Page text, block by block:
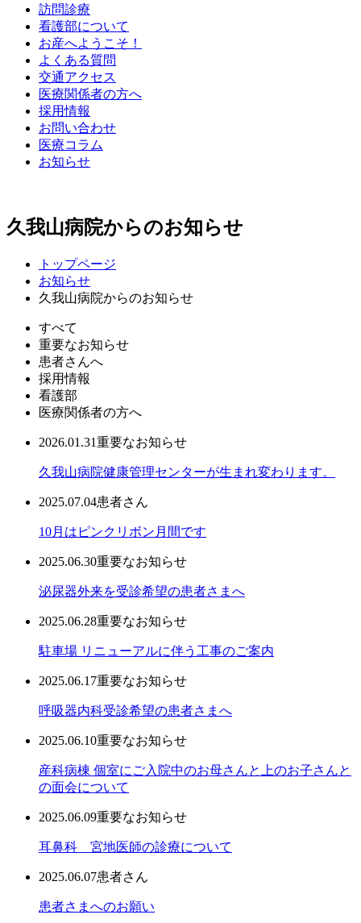
訪問診療
看護部について
お産へようこそ！
よくある質問
交通アクセス
医療関係者の方へ
採用情報
お問い合わせ
医療コラム
お知らせ
久我山病院からのお知らせ
トップページ
お知らせ
久我山病院からのお知らせ
すべて
重要なお知らせ
患者さんへ
採用情報
看護部
医療関係者の方へ
2026.01.31重要なお知らせ
久我山病院健康管理センターが生まれ変わります。
2025.07.04患者さん
10月はピンクリボン月間です
2025.06.30重要なお知らせ
泌尿器外来を受診希望の患者さまへ
2025.06.28重要なお知らせ
駐車場 リニューアルに伴う工事のご案内
2025.06.17重要なお知らせ
呼吸器内科受診希望の患者さまへ
2025.06.10重要なお知らせ
産科病棟 個室にご入院中のお母さんと上のお子さんと
の面会について
2025.06.09重要なお知らせ
耳鼻科 宮地医師の診療について
2025.06.07患者さん
患者さまへのお願い